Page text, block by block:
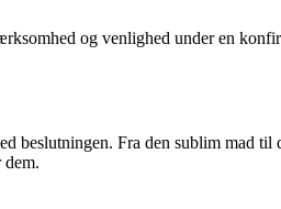
og venlighed under en
beslutningen. Fra den sublim mad
dem.